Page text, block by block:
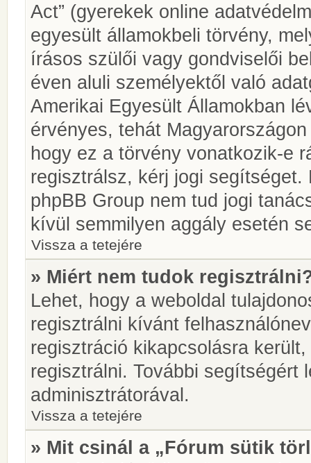
Act” (gyerekek online
egyesült államokbeli törvény,
írásos szülői vagy gondviselői
éven aluli személyektől való
Amerikai Egyesült Államokban
érvényes, tehát
hogy ez a törvény vonatkozik-e
regisztrálsz, kérj jogi
phpBB Group nem tud jogi
kívül semmilyen aggály esetén
Vissza a tetejére
» Miért nem tudok
Lehet, hogy a weboldal
regisztrálni kívánt
regisztráció kikapcsolásra
regisztrálni. További segítségért
adminisztrátorával.
Vissza a tetejére
» Mit csinál a „Fórum sütik